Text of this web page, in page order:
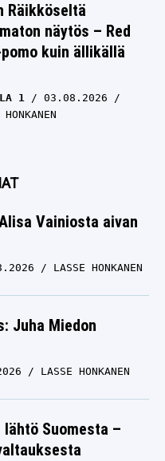
Räikköseltä
näytös – Red
kuin ällikällä
1
03.08.2026
Vainiosta aivan
LASSE HONKANEN
Juha Miedon
LASSE HONKANEN
Suomesta –